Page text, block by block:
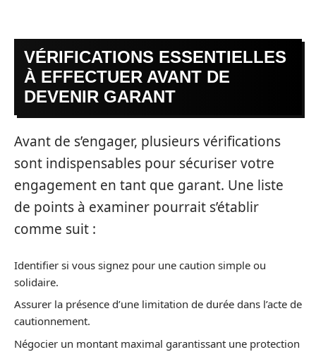
VÉRIFICATIONS ESSENTIELLES
À EFFECTUER AVANT DE
DEVENIR GARANT
Avant de s’engager, plusieurs vérifications
sont indispensables pour sécuriser votre
engagement en tant que garant. Une liste
de points à examiner pourrait s’établir
comme suit :
Identifier si vous signez pour une caution simple ou
solidaire.
Assurer la présence d’une limitation de durée dans l’acte de
cautionnement.
Négocier un montant maximal garantissant une protection